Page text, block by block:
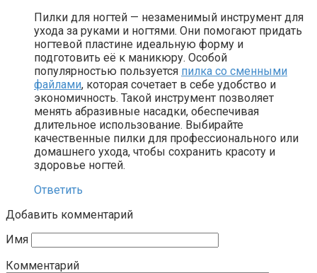
Пилки для ногтей — незаменимый инструмент для
ухода за руками и ногтями. Они помогают придать
ногтевой пластине идеальную форму и
подготовить её к маникюру. Особой
популярностью пользуется пилка со сменными
файлами, которая сочетает в себе удобство и
экономичность. Такой инструмент позволяет
менять абразивные насадки, обеспечивая
длительное использование. Выбирайте
качественные пилки для профессионального или
домашнего ухода, чтобы сохранить красоту и
здоровье ногтей.
Ответить
Добавить комментарий
Имя
Комментарий